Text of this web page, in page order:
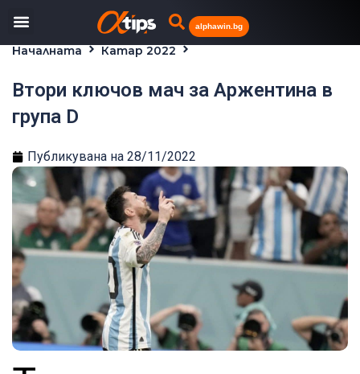
alphawin.bg
Началната
Катар 2022
Втори ключов мач за Аржентина в
група D
Публикувана на 28/11/2022